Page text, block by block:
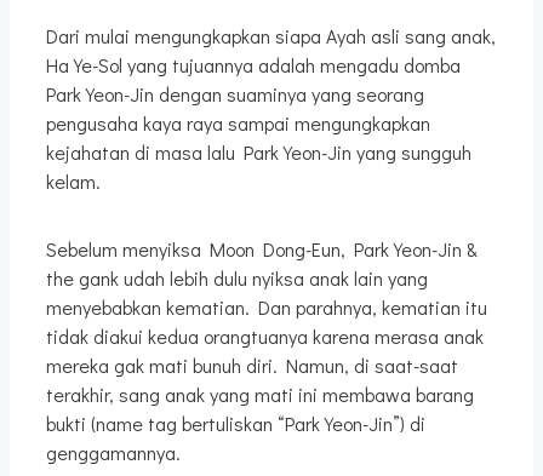
Dari mulai mengungkapkan siapa Ayah asli sang anak,
Ha Ye-Sol yang tujuannya adalah mengadu domba
Park Yeon-Jin dengan suaminya yang seorang
pengusaha kaya raya sampai mengungkapkan
kejahatan di masa lalu Park Yeon-Jin yang sungguh
kelam.
Sebelum menyiksa Moon Dong-Eun, Park Yeon-Jin &
the gank udah lebih dulu nyiksa anak lain yang
menyebabkan kematian. Dan parahnya, kematian itu
tidak diakui kedua orangtuanya karena merasa anak
mereka gak mati bunuh diri. Namun, di saat-saat
terakhir, sang anak yang mati ini membawa barang
bukti (name tag bertuliskan “Park Yeon-Jin”) di
genggamannya.